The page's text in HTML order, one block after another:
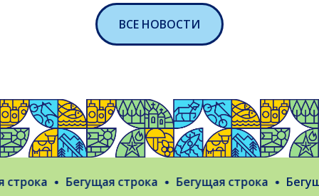
ВСЕ НОВОСТИ
Бегущая строка Бегущая строка